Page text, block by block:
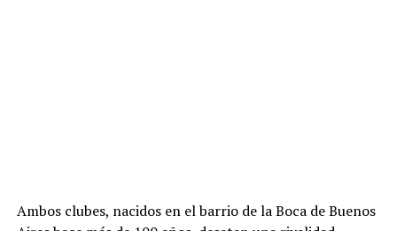
Ambos clubes, nacidos en el barrio de la Boca de Buenos